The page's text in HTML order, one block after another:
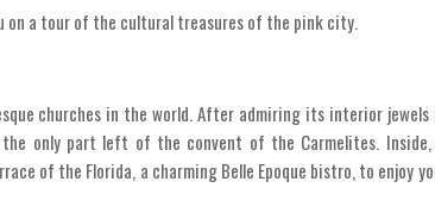
on a tour of the cultural treasures of the pink city.
churches in the world. After admiring its interior
only part left of the convent of the Carmelites.
of the Florida, a charming Belle Epoque bistro, to enjoy